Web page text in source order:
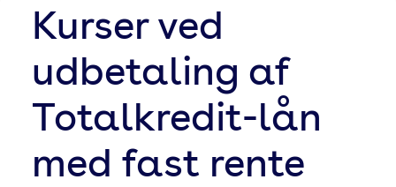
Kurser ved
udbetaling af
Totalkredit-lån
med fast rente